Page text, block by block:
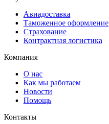
Авиадоставка
Таможенное оформление
Страхование
Контрактная логистика
Компания
О нас
Как мы работаем
Новости
Помощь
Контакты